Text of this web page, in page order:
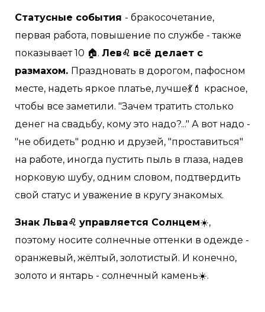
Статусные события - бракосочетание,
первая работа, повышение по службе - также
показывает 10 🏠. Лев♌ всё делает с
размахом. Праздновать в дорогом, пафосном
месте, надеть яркое платье, лучше💃💄 красное,
чтобы все заметили. "Зачем тратить столько
денег на свадьбу, кому это надо?..." А вот надо -
"не обидеть" родню и друзей, "проставиться"
на работе, иногда пустить пыль в глаза, надев
норковую шубу, одним словом, подтвердить
свой статус и уважение в кругу знакомых.
Знак Льва♌️ управляется Солнцем☀️,
поэтому носите солнечные оттенки в одежде -
оранжевый, жёлтый, золотистый. И конечно,
золото и янтарь - солнечный камень☀️.